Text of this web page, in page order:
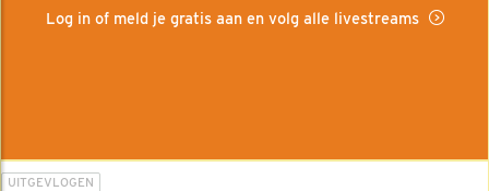
Log in of meld je gratis aan en volg alle livestreams
UITGEVLOGEN